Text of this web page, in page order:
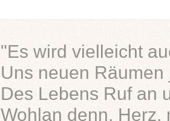
"Es wird vielleicht
Uns neuen
Des Lebens Ruf an
Wohlan denn, Herz,